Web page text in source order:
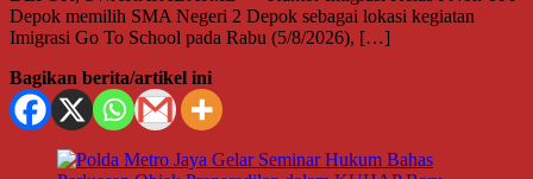
Depok memilih SMA Negeri 2 Depok sebagai lokasi kegiatan
Imigrasi Go To School pada Rabu (5/8/2026), […]
Bagikan berita/artikel ini